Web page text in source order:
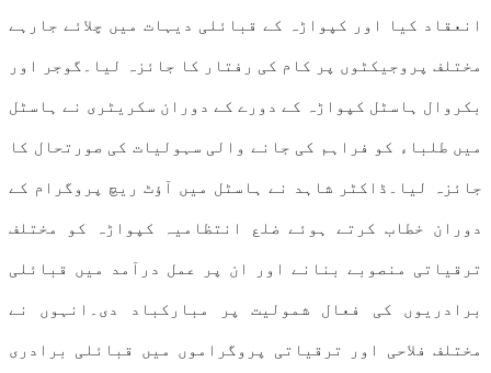
انعقاد کیا اور کپواڑہ کے قبائلی دیہات میں چلائے جارہے
مختلف پروجیکٹوں پر کام کی رفتار کا جائزہ لیا۔گوجر اور
بکروال ہاسٹل کپواڑہ کے دورے کے دوران سکریٹری نے ہاسٹل
میں طلباء کو فراہم کی جانے والی سہولیات کی صورتحال کا
جائزہ لیا۔ڈاکٹر شاہد نے ہاسٹل میں آؤٹ ریچ پروگرام کے
دوران خطاب کرتے ہوئے ضلع انتظامیہ کپواڑہ کو مختلف
ترقیاتی منصوبے بنانے اور ان پر عمل درآمد میں قبائلی
برادریوں کی فعال شمولیت پر مبارکباد دی۔انہوں نے
مختلف فلاحی اور ترقیاتی پروگراموں میں قبائلی برادری